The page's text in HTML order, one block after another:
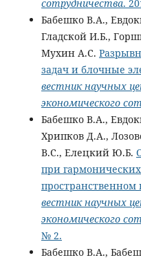
сотрудничества.
Бабешко В.А.,
Гладской И.Б.,
Мухин А.С.
задач и блочные
вестник научных
экономического
Бабешко В.А.,
Хрипков Д.А.,
В.С., Елецкий Ю.Б.
при
пространственном
вестник научных
экономического
№ 2.
Бабешко В.А.,